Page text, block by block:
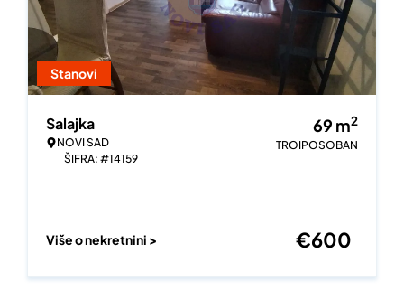
Stanovi
Salajka
NOVI SAD
ŠIFRA: #14159
69 m2
TROIPOSOBAN
Više o nekretnini > €600